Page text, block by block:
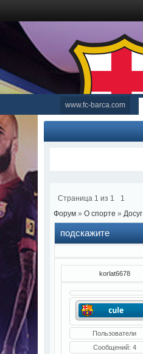
www.fc-barca.com
Страница 1 из 1
1
Форум » О спорте » Досуг
подскажите
korlat6678
Пользователи
Сообщений: 4